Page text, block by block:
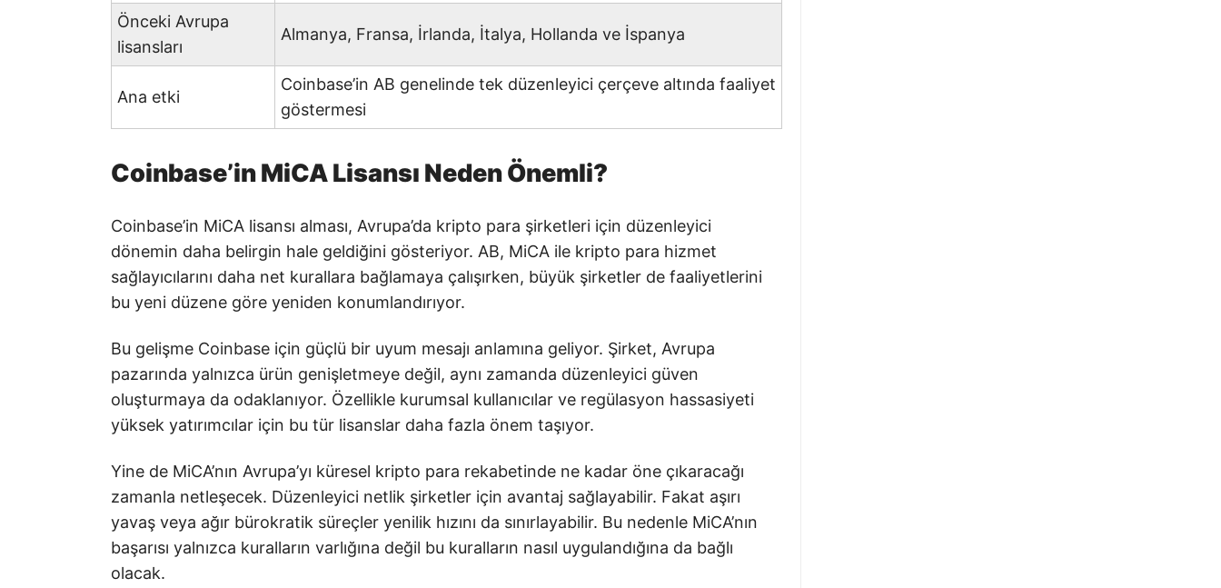
Önceki Avrupa
lisansları
Almanya, Fransa, İrlanda, İtalya, Hollanda ve İspanya
Ana etki
Coinbase’in AB genelinde tek düzenleyici çerçeve altında faaliyet
göstermesi
Coinbase’in MiCA Lisansı Neden Önemli?
Coinbase’in MiCA lisansı alması, Avrupa’da kripto para şirketleri için düzenleyici
dönemin daha belirgin hale geldiğini gösteriyor. AB, MiCA ile kripto para hizmet
sağlayıcılarını daha net kurallara bağlamaya çalışırken, büyük şirketler de faaliyetlerini
bu yeni düzene göre yeniden konumlandırıyor.
Bu gelişme Coinbase için güçlü bir uyum mesajı anlamına geliyor. Şirket, Avrupa
pazarında yalnızca ürün genişletmeye değil, aynı zamanda düzenleyici güven
oluşturmaya da odaklanıyor. Özellikle kurumsal kullanıcılar ve regülasyon hassasiyeti
yüksek yatırımcılar için bu tür lisanslar daha fazla önem taşıyor.
Yine de MiCA’nın Avrupa’yı küresel kripto para rekabetinde ne kadar öne çıkaracağı
zamanla netleşecek. Düzenleyici netlik şirketler için avantaj sağlayabilir. Fakat aşırı
yavaş veya ağır bürokratik süreçler yenilik hızını da sınırlayabilir. Bu nedenle MiCA’nın
başarısı yalnızca kuralların varlığına değil bu kuralların nasıl uygulandığına da bağlı
olacak.